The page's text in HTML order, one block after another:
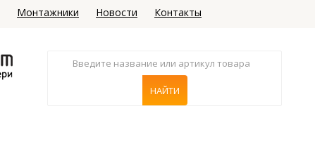
Монтажники Новости Контакты